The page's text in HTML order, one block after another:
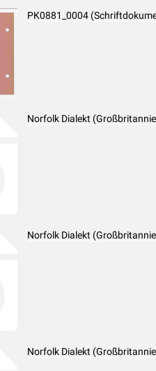
PK0881_0004
Norfolk Dialekt
Norfolk Dialekt
Norfolk Dialekt